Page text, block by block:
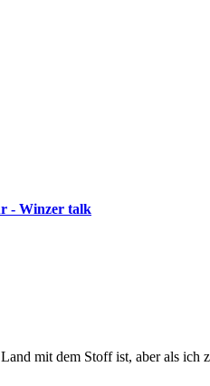
- Winzer talk
mit dem Stoff ist, aber als ich